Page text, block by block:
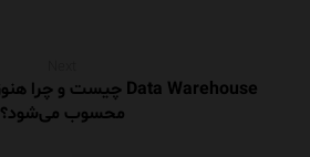
محسوب می‌شود؟